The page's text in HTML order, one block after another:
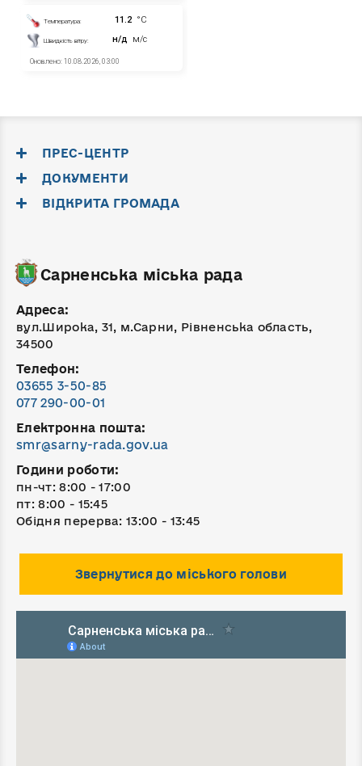
ПРЕС-ЦЕНТР
ДОКУМЕНТИ
ВІДКРИТА ГРОМАДА
Сарненська міська рада
Адреса:
вул.Широка, 31, м.Сарни, Рівненська область,
34500
Телефон:
03655 3-50-85
077 290-00-01
Електронна пошта:
smr@sarny-rada.gov.ua
Години роботи:
пн-чт: 8:00 - 17:00
пт: 8:00 - 15:45
Обідня перерва: 13:00 - 13:45
Звернутися до міського голови